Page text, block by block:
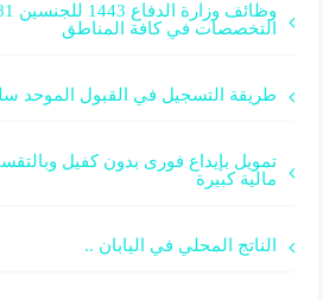
التخصصات في كافة المناطق
طريقة التسجيل في القبول الموحد
مالية كبيرة
الناتج المحلي في اليابان ..